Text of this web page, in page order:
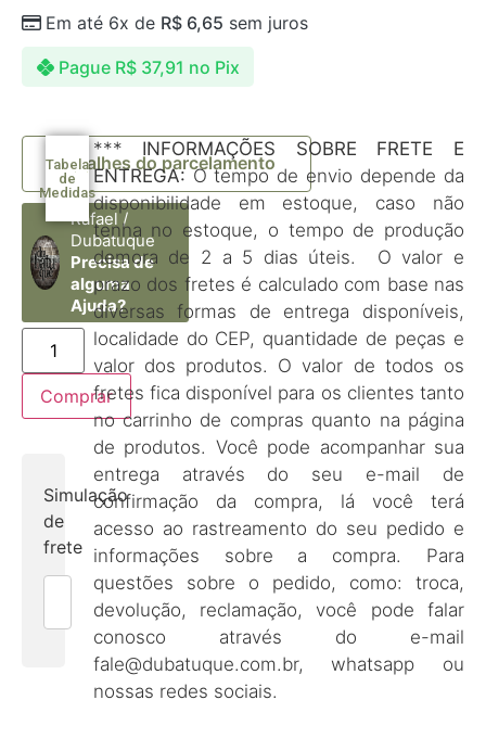
Pague R$37,91 no Pix
Em até 6x de R$ 6,65 sem juros
Detalhes do parcelamento
Rafael /
Dubatuque
Precisa de
alguma
Ajuda?
Comprar
Simulação
de
frete
Tabela
de
Medidas
*** INFORMAÇÕES SOBRE FRETE E
ENTREGA:O tempo de envio depende da
disponibilidade em estoque, caso não
tenha no estoque, o tempo de produção
demora de 2 a 5 dias úteis. O valor e
prazo dos fretes é calculado com base nas
diversas formas de entrega disponíveis,
localidade do CEP, quantidade de peças e
valor dos produtos. O valor de todos os
fretes fica disponível para os clientes tanto
no carrinho de compras quanto na página
de produtos. Você pode acompanhar sua
entrega através do seu e-mail de
confirmação da compra, lá você terá
acesso ao rastreamento do seu pedido e
informações sobre a compra. Para
questões sobre o pedido, como: troca,
devolução, reclamação, você pode falar
conosco através do e-mail
fale@dubatuque.com.br, whatsapp ou
nossas redes sociais.